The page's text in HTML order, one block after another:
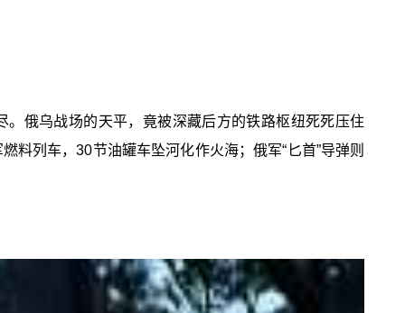
俄乌战场的天平，竟被深藏后方的铁路枢纽死死压住
列车，30节油罐车坠河化作火海；俄军“匕首”导弹则